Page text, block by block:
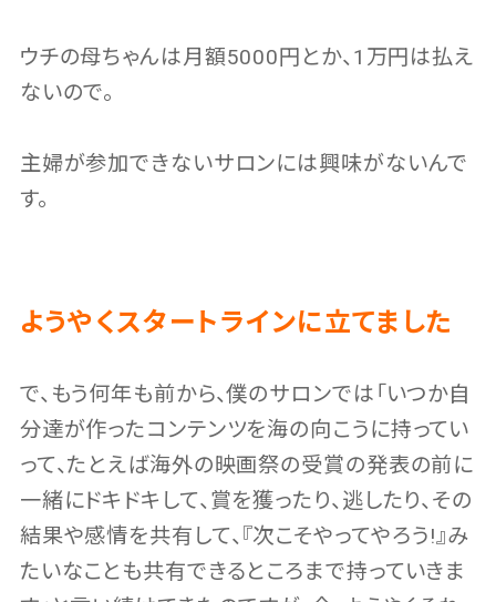
ウチの母ちゃんは月額5000円とか、1万円は払え
ないので。
主婦が参加できないサロンには興味がないんで
す。
ようやくスタートラインに立てました
で、もう何年も前から、僕のサロンでは「いつか自
分達が作ったコンテンツを海の向こうに持ってい
って、たとえば海外の映画祭の受賞の発表の前に
一緒にドキドキして、賞を獲ったり、逃したり、その
結果や感情を共有して、『次こそやってやろう!』み
たいなことも共有できるところまで持っていきま